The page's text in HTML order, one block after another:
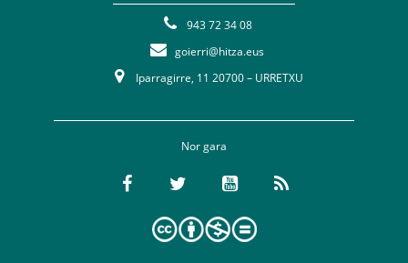
943 72 34 08
goierri@hitza.eus
Iparragirre, 11 20700 – URRETXU
Nor gara